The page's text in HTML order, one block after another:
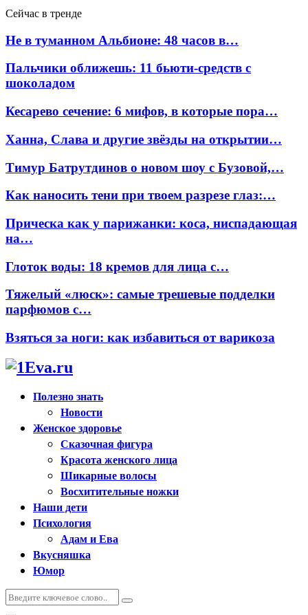
Сейчас в тренде
Не в туманном Альбионе: 48 часов в…
Пальчики оближешь: 11 бьюти-средств с
шоколадом
Кесарево сечение: 6 мифов, в которые пора…
Ханна, Слава и другие звёзды на открытии…
Тимур Батрутдинов о новом шоу с Бузовой,…
Как наносить тени при твоем разрезе глаз:…
Прическа как у парижанки: коса, ниспадающая
на…
Глоток воды: 18 кремов для лица с…
Тяжелый «люск»: самые трешевые подделки
парфюмов с…
Взяться за ноги: как избавиться от варикоза
Полезно знать
Новости
Женское здоровье
Сказочная фигура
Красота женского лица
Шикарные волосы
Восхитительные ножки
Наши дети
Психология
Адам и Ева
Вкусняшка
Юмор
Искать:
Поиск